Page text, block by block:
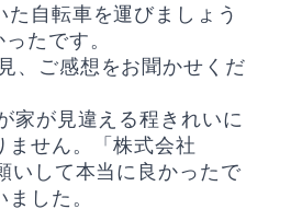
た自転車を運びましょう
たです。
ご感想をお聞かせくだ
家が見違える程きれいに
ません。「株式会社
いして本当に良かったで
した。